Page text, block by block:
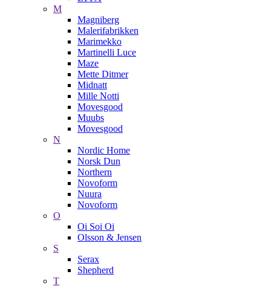
M
Magniberg
Malerifabrikken
Marimekko
Martinelli Luce
Maze
Mette Ditmer
Midnatt
Mille Notti
Movesgood
Muubs
Movesgood
N
Nordic Home
Norsk Dun
Northern
Novoform
Nuura
Novoform
O
Oi Soi Oi
Olsson & Jensen
S
Serax
Shepherd
T